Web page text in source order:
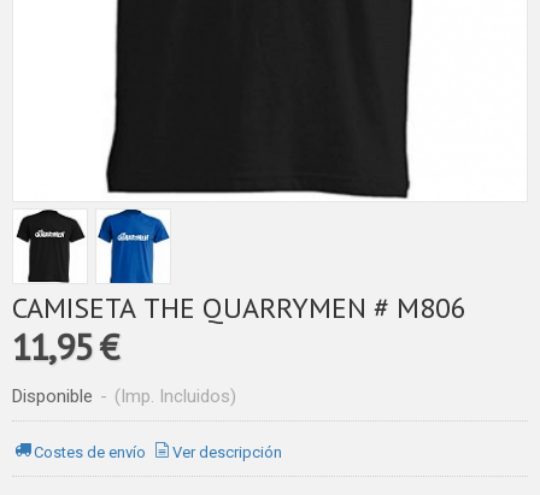
CAMISETA THE QUARRYMEN # M806
11,95 €
Disponible - (Imp. Incluidos)
Costes de envío Ver descripción